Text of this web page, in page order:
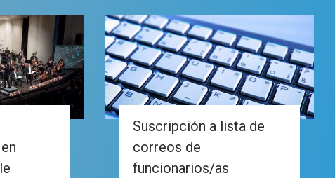
Suscripción a lista de
correos de
funcionarios/as